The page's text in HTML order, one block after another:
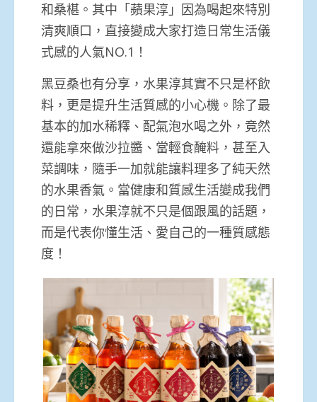
和桑椹。其中「蘋果淳」因為喝起來特別
清爽順口，直接變成大家打造日常生活儀
式感的人氣NO.1！
黑豆桑也有分享，水果淳其實不只是杯飲
料，更是提升生活質感的小心機。除了最
基本的加水稀釋、配氣泡水喝之外，竟然
還能拿來做沙拉醬、當輕食醃料，甚至入
菜調味，隨手一加就能讓料理多了純天然
的水果香氣。當健康和質感生活變成我們
的日常，水果淳就不只是個跟風的話題，
而是代表你懂生活、愛自己的一種質感態
度！